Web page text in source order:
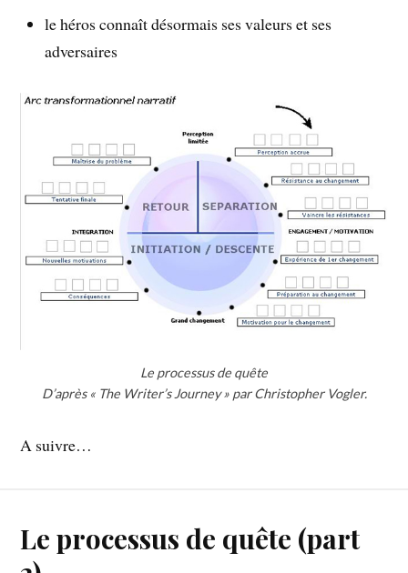
le héros connaît désormais ses valeurs et ses
adversaires
Le processus de quête
D’après « The Writer’s Journey » par Christopher Vogler.
A suivre…
Le processus de quête (part